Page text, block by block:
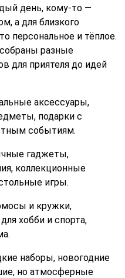
день, кому-то —
а для близкого
персональное и тёплое.
разные
для приятеля до идей
аксессуары,
подарки с
событиям.
гаджеты,
коллекционные
игры.
и кружки,
хобби и спорта,
наборы, новогодние
но атмосферные